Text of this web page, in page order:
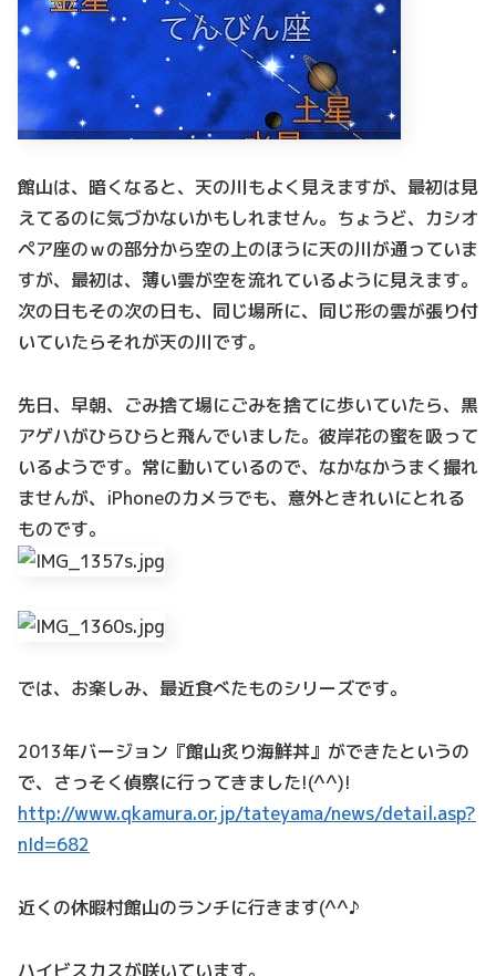
館山は、暗くなると、天の川もよく見えますが、最初は見
えてるのに気づかないかもしれません。ちょうど、カシオ
ペア座のｗの部分から空の上のほうに天の川が通っていま
すが、最初は、薄い雲が空を流れているように見えます。
次の日もその次の日も、同じ場所に、同じ形の雲が張り付
いていたらそれが天の川です。
先日、早朝、ごみ捨て場にごみを捨てに歩いていたら、黒
アゲハがひらひらと飛んでいました。彼岸花の蜜を吸って
いるようです。常に動いているので、なかなかうまく撮れ
ませんが、iPhoneのカメラでも、意外ときれいにとれる
ものです。
では、お楽しみ、最近食べたものシリーズです。
2013年バージョン『館山炙り海鮮丼』ができたというの
で、さっそく偵察に行ってきました!(^^)!
http://www.qkamura.or.jp/tateyama/news/detail.asp?
nId=682
近くの休暇村館山のランチに行きます(^^♪
ハイビスカスが咲いています。